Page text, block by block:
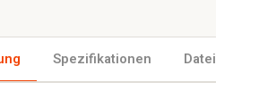
Spezifikationen Dateien